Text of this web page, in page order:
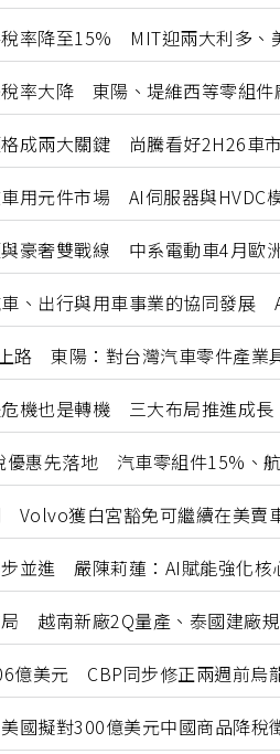
率降至15% MIT迎兩大利多、
率大降 東陽、堤維西等零組件
成兩大關鍵 尚騰看好2H26車
用元件市場 AI伺服器與HVDC
豪奢雙戰線 中系電動車4月歐
、出行與用車事業的協同發展
路 東陽：對台灣汽車零件產業
機也是轉機 三大布局推進成長
優惠先落地 汽車零組件15%、
Volvo獲白宮豁免可繼續在美賣
並進 嚴陳莉蓮：AI賦能強化核
越南新廠2Q量產、泰國建廠
億美元 CBP同步修正兩週前烏
國擬對300億美元中國商品降稅